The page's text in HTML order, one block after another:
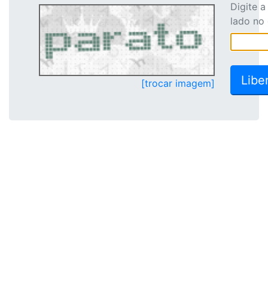
[trocar imagem]
Digite
lado no